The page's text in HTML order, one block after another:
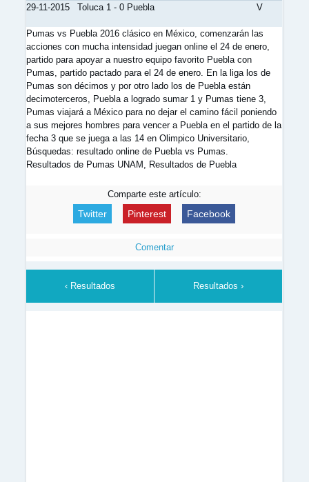
29-11-2015 Toluca 1 - 0 Puebla V
Pumas vs Puebla 2016 clásico en México, comenzarán las
acciones con mucha intensidad juegan online el 24 de enero,
partido para apoyar a nuestro equipo favorito Puebla con
Pumas, partido pactado para el 24 de enero. En la liga los de
Pumas son décimos y por otro lado los de Puebla están
decimoterceros, Puebla a logrado sumar 1 y Pumas tiene 3,
Pumas viajará a México para no dejar el camino fácil poniendo
a sus mejores hombres para vencer a Puebla en el partido de la
fecha 3 que se juega a las 14 en Olimpico Universitario,
Búsquedas: resultado online de Puebla vs Pumas.
Resultados de Pumas UNAM, Resultados de Puebla
Comparte este artículo:
Twitter Pinterest Facebook
Comentar
‹ Resultados Resultados ›